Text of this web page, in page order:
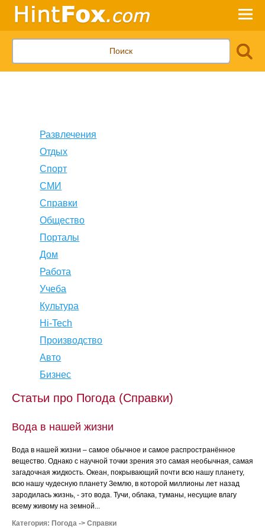
Развлечения
Отдых
Спорт
СМИ
Справки
Общество
Порталы
Дом
Работа
Учеба
Культура
Hi-Tech
Производство
Авто
Бизнес
Статьи про Погода (Справки)
Вода в нашей жизни
Вода в нашей жизни – самое обычное и самое распространённое
вещество. Однако с научной точки зрения это самая необычная, самая
загадочная жидкость. Океан, покрывающий почти всю нашу планету,
всю нашу чудесную планету Землю, в которой миллионы лет назад
зародилась жизнь, - это вода. Тучи, облака, туманы, несущие влагу
всему живому на земной...
Категория: Погода -> Справки